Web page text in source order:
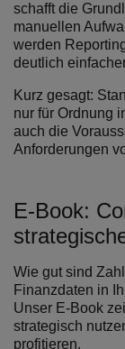
schafft die
manuellen
werden
deutlich
Kurz gesagt:
nur für Ordnung
auch die
Anforderungen
E-Book:
Wie gut sind
Finanzdaten in
Unser E-Book
strategisch
profitieren.